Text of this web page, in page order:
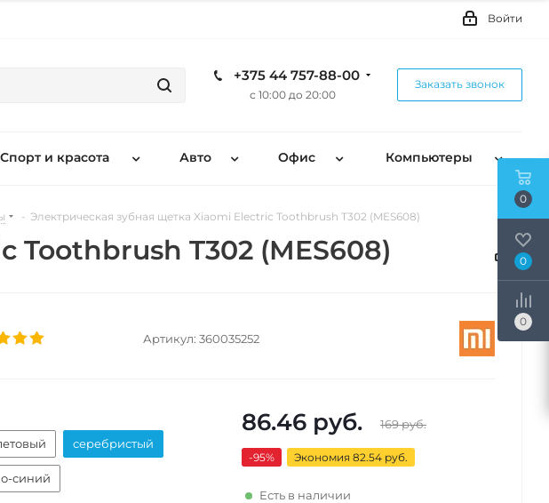
Войти
+375 44 757-88-00
с 10:00 до 20:00
Заказать звонок
Спорт и красота Авто Офис Компьютеры
- Электрическая зубная щетка Xiaomi Electric Toothbrush T302 (MES608)
Toothbrush T302 (MES608)
Артикул: 360035252
серебристый
синий
86.46 руб. 169руб.
-95% Экономия 82.54 руб.
Есть в наличии
0
0
0